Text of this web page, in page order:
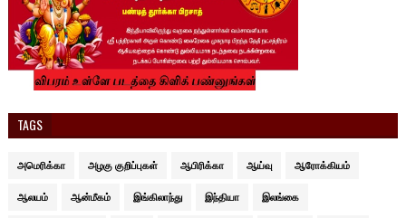
TAGS
அமெரிக்கா அழகு குறிப்புகள் ஆபிரிக்கா ஆய்வு ஆரோக்கியம்
ஆலயம் ஆன்மீகம் இங்கிலாந்து இந்தியா இலங்கை